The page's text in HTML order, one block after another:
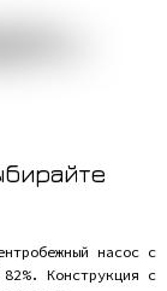
насос с
Конструкция с